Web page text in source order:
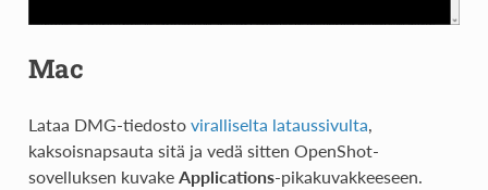
Mac
Lataa DMG-tiedosto viralliselta lataussivulta
kaksoisnapsauta sitä ja vedä sitten OpenShot-
sovelluksen kuvake Applications-pikakuvakkeeseen.